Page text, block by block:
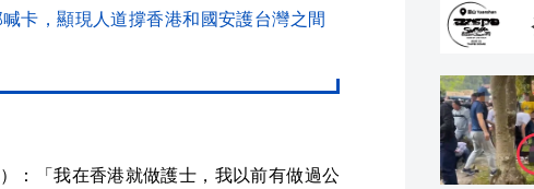
卡，顯現人道撐香港和國安護台灣之間
：「我在香港就做護士，我以前有做過公